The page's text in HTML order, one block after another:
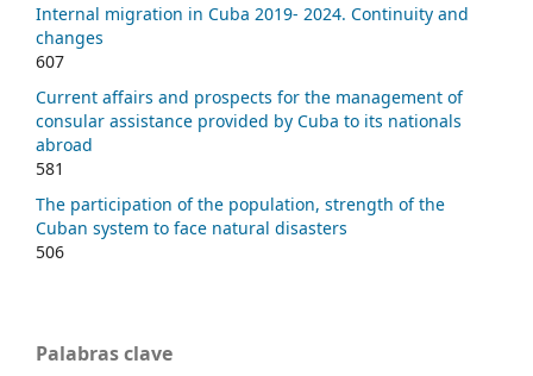
Internal migration in Cuba 2019- 2024. Continuity and
changes
607
Current affairs and prospects for the management of
consular assistance provided by Cuba to its nationals
abroad
581
The participation of the population, strength of the
Cuban system to face natural disasters
506
Palabras clave